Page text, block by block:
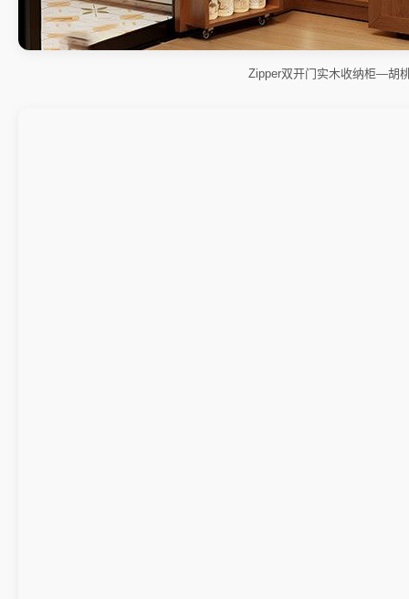
Zipper双开门实木收纳柜—胡